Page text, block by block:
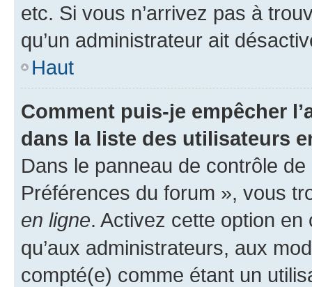
etc. Si vous n’arrivez pas à
qu’un administrateur ait
Haut
Comment puis-je empêcher
dans la liste des utilisateurs
Dans le panneau de contrôle
Préférences du forum », vous
en ligne. Activez cette option
qu’aux administrateurs, aux
compté(e) comme étant un